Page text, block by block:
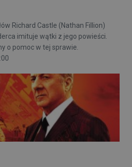
Richard Castle (Nathan Fillion)
imituje wątki z jego powieści.
o pomoc w tej sprawie.